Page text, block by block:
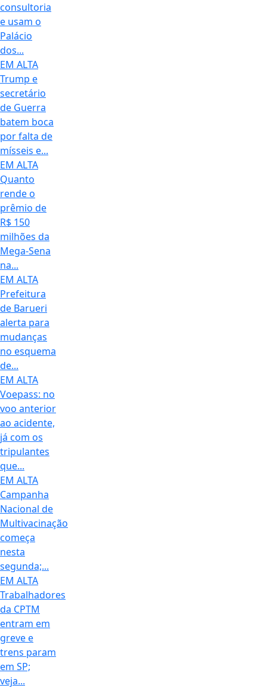
consultoria
e usam o
Palácio
dos...
EM ALTA
Trump e
secretário
de Guerra
batem boca
por falta de
mísseis e...
EM ALTA
Quanto
rende o
prêmio de
R$ 150
milhões da
Mega-Sena
na...
EM ALTA
Prefeitura
de Barueri
alerta para
mudanças
no esquema
de...
EM ALTA
Voepass: no
voo anterior
ao acidente,
já com os
tripulantes
que...
EM ALTA
Campanha
Nacional de
Multivacinação
começa
nesta
segunda;...
EM ALTA
Trabalhadores
da CPTM
entram em
greve e
trens param
em SP;
veja...